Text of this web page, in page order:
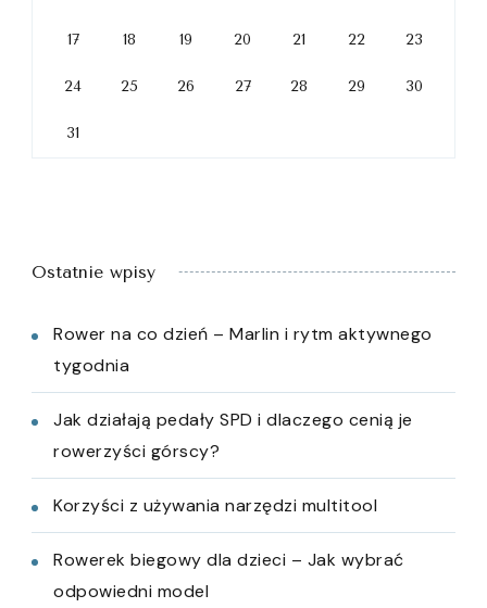
17 18 19 20 21 22 23
24 25 26 27 28 29 30
31
Ostatnie wpisy
Rower na co dzień – Marlin i rytm aktywnego
tygodnia
Jak działają pedały SPD i dlaczego cenią je
rowerzyści górscy?
Korzyści z używania narzędzi multitool
Rowerek biegowy dla dzieci – Jak wybrać
odpowiedni model